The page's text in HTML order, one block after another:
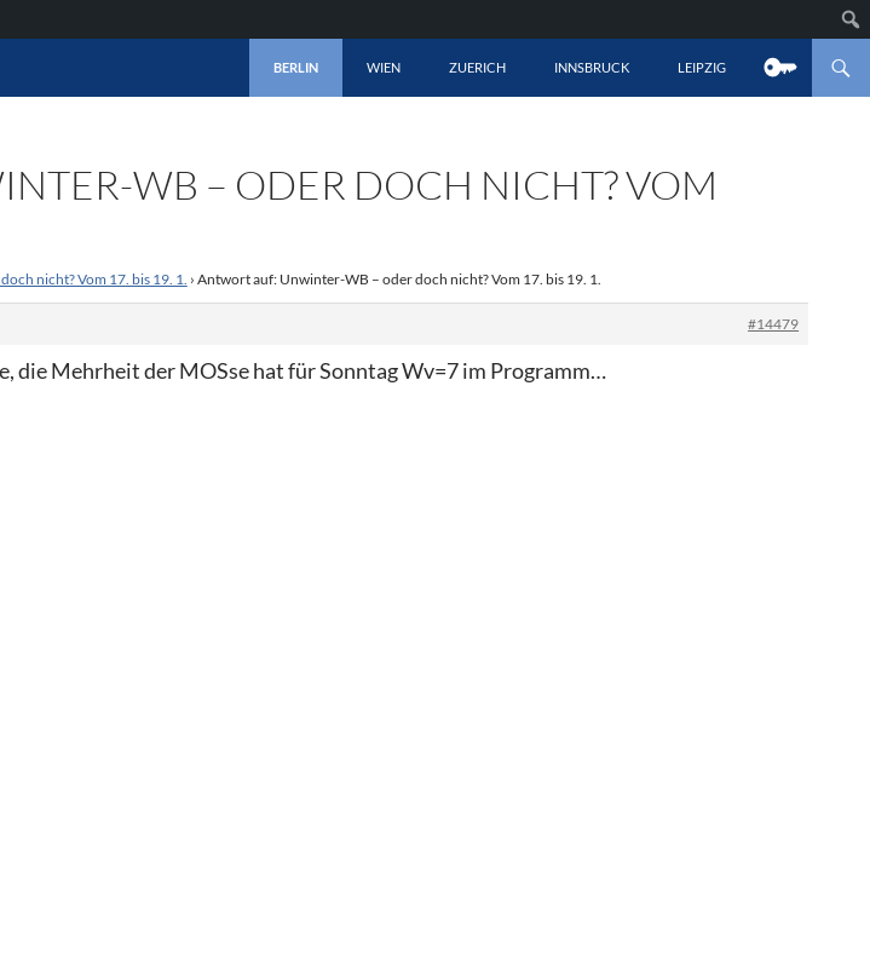
BERLIN
WIEN ZUERICH INNSBRUCK LEIPZIG
WB – ODER DOCH NICHT? VOM
nicht? Vom 17. bis 19. 1. › Antwort auf: Unwinter-WB – oder doch nicht? Vom 17. bis 19. 1.
#14479
die Mehrheit der MOSse hat für Sonntag Wv=7 im Programm…